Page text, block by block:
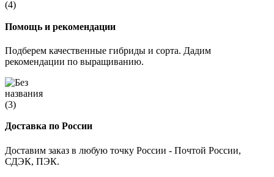
Помощь и рекомендации
Подберем качественные гибриды и сорта. Дадим
рекомендации по выращиванию.
Доставка по России
Доставим заказ в любую точку России - Почтой России,
СДЭК, ПЭК.